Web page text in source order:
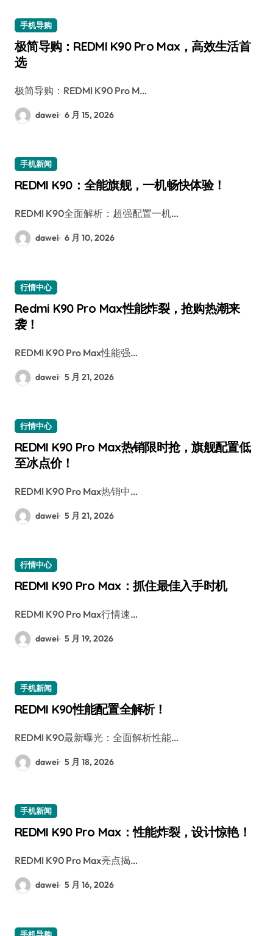
手机导购
极简导购：REDMI K90 Pro Max，高效生活首
选
极简导购：REDMI K90 Pro M…
dawei 6 月 15, 2026
手机新闻
REDMI K90：全能旗舰，一机畅快体验！
REDMI K90全面解析：超强配置一机…
dawei 6 月 10, 2026
行情中心
Redmi K90 Pro Max性能炸裂，抢购热潮来
袭！
REDMI K90 Pro Max性能强…
dawei 5 月 21, 2026
行情中心
REDMI K90 Pro Max热销限时抢，旗舰配置低
至冰点价！
REDMI K90 Pro Max热销中…
dawei 5 月 21, 2026
行情中心
REDMI K90 Pro Max：抓住最佳入手时机
REDMI K90 Pro Max行情速…
dawei 5 月 19, 2026
手机新闻
REDMI K90性能配置全解析！
REDMI K90最新曝光：全面解析性能…
dawei 5 月 18, 2026
手机新闻
REDMI K90 Pro Max：性能炸裂，设计惊艳！
REDMI K90 Pro Max亮点揭…
dawei 5 月 16, 2026
手机导购